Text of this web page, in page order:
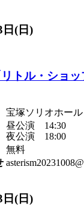
日(日)
トル・ショ
宝塚ソリオホール
昼公演 14:30
夜公演 18:00
無料
日(日)